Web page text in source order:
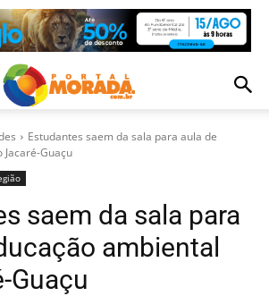
Estudantes saem da sala para aula de
Guaçu
saem da sala para
ambiental
Guaçu